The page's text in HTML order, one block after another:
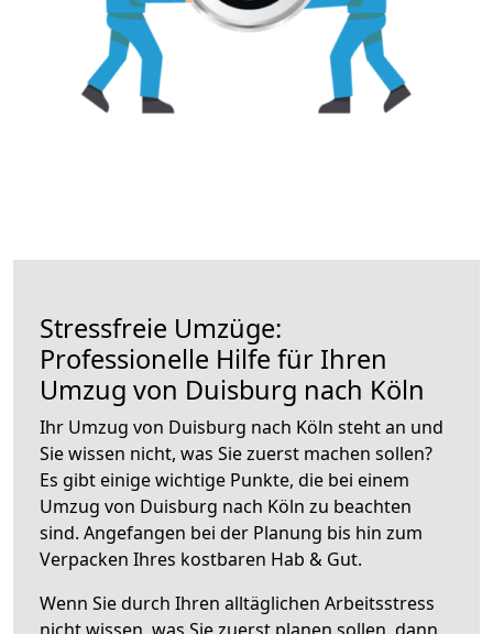
Stressfreie Umzüge:
Professionelle Hilfe für Ihren
Umzug von Duisburg nach Köln
Ihr Umzug von Duisburg nach Köln steht an und
Sie wissen nicht, was Sie zuerst machen sollen?
Es gibt einige wichtige Punkte, die bei einem
Umzug von Duisburg nach Köln zu beachten
sind. Angefangen bei der Planung bis hin zum
Verpacken Ihres kostbaren Hab & Gut.
Wenn Sie durch Ihren alltäglichen Arbeitsstress